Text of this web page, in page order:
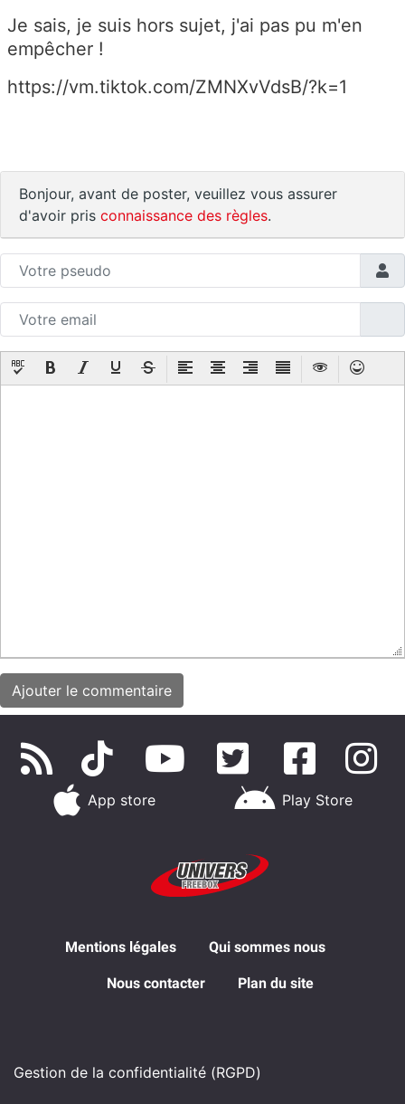
Je sais, je suis hors sujet, j'ai pas pu m'en
empêcher !
https://vm.tiktok.com/ZMNXvVdsB/?k=1
Bonjour, avant de poster, veuillez vous assurer
d'avoir pris connaissance des règles.
App store Play Store
Mentions légales Qui sommes nous
Nous contacter Plan du site
Gestion de la confidentialité (RGPD)